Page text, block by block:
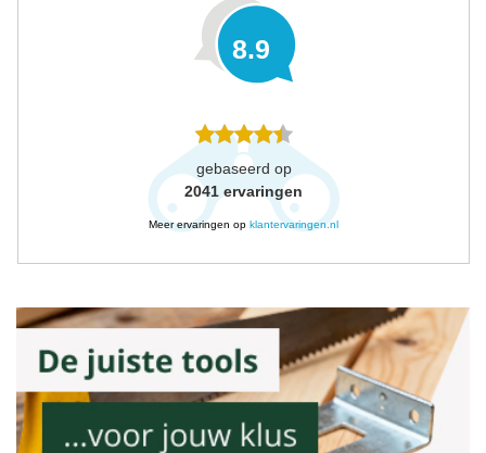
8.9
gebaseerd op
2041 ervaringen
Meer ervaringen op klantervaringen.nl